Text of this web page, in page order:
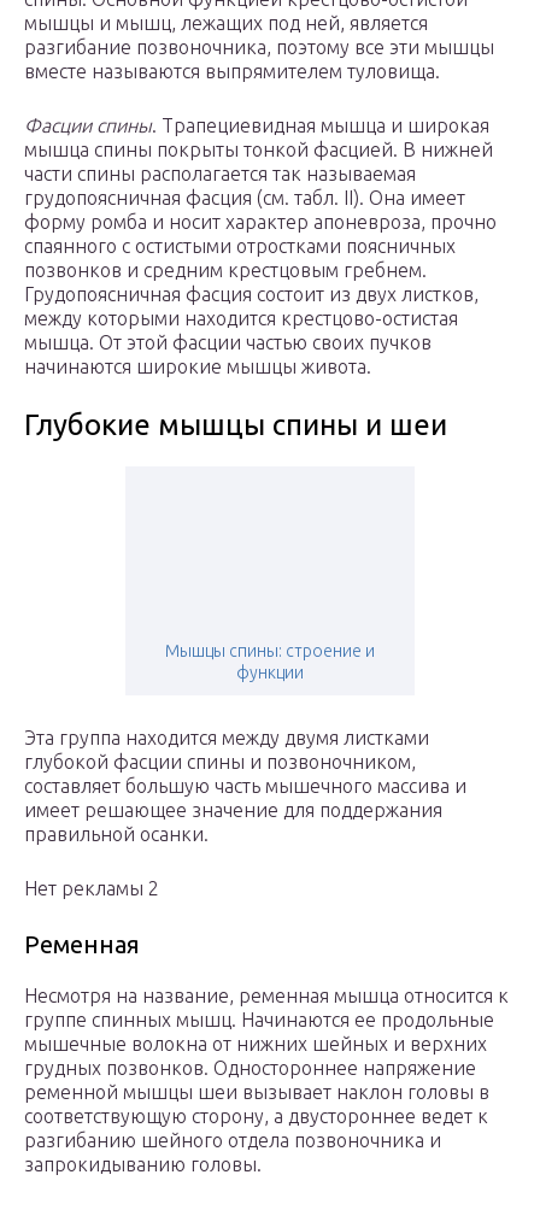
мышцы и мышц, лежащих под ней, является
разгибание позвоночника, поэтому все эти мышцы
вместе называются выпрямителем туловища.
Фасции спины. Трапециевидная мышца и широкая
мышца спины покрыты тонкой фасцией. В нижней
части спины располагается так называемая
грудопоясничная фасция (см. табл. II). Она имеет
форму ромба и носит характер апоневроза, прочно
спаянного с остистыми отростками поясничных
позвонков и средним крестцовым гребнем.
Грудопоясничная фасция состоит из двух листков,
между которыми находится крестцово-остистая
мышца. От этой фасции частью своих пучков
начинаются широкие мышцы живота.
Глубокие мышцы спины и шеи
Мышцы спины: строение и
функции
Эта группа находится между двумя листками
глубокой фасции спины и позвоночником,
составляет большую часть мышечного массива и
имеет решающее значение для поддержания
правильной осанки.
Нет рекламы 2
Ременная
Несмотря на название, ременная мышца относится к
группе спинных мышц. Начинаются ее продольные
мышечные волокна от нижних шейных и верхних
грудных позвонков. Одностороннее напряжение
ременной мышцы шеи вызывает наклон головы в
соответствующую сторону, а двустороннее ведет к
разгибанию шейного отдела позвоночника и
запрокидыванию головы.